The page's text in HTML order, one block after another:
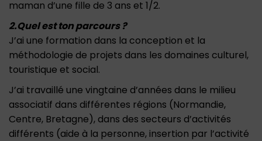
maman d’une fille de 3 ans et 1/2.
2.Quel est ton parcours ?
J’ai une formation dans la conception et la
méthodologie de projets dans les domaines culturel,
touristique et social.
J’ai travaillé une vingtaine d’années dans le milieu
associatif dans différentes régions (Normandie,
Centre, Bretagne), dans des secteurs d’activités
différents (aide à la personne, insertion par l’activité